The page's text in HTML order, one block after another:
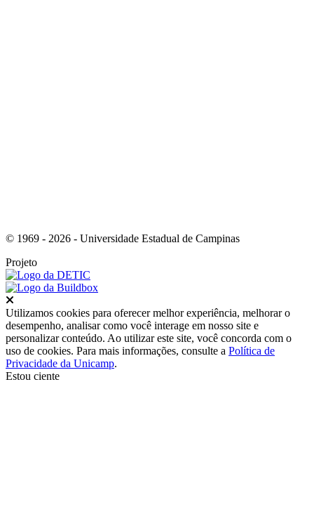
© 1969 - 2026 - Universidade Estadual de Campinas
Projeto
Utilizamos cookies para oferecer melhor experiência, melhorar o
desempenho, analisar como você interage em nosso site e
personalizar conteúdo. Ao utilizar este site, você concorda com o
uso de cookies. Para mais informações, consulte a Política de
Privacidade da Unicamp.
Estou ciente